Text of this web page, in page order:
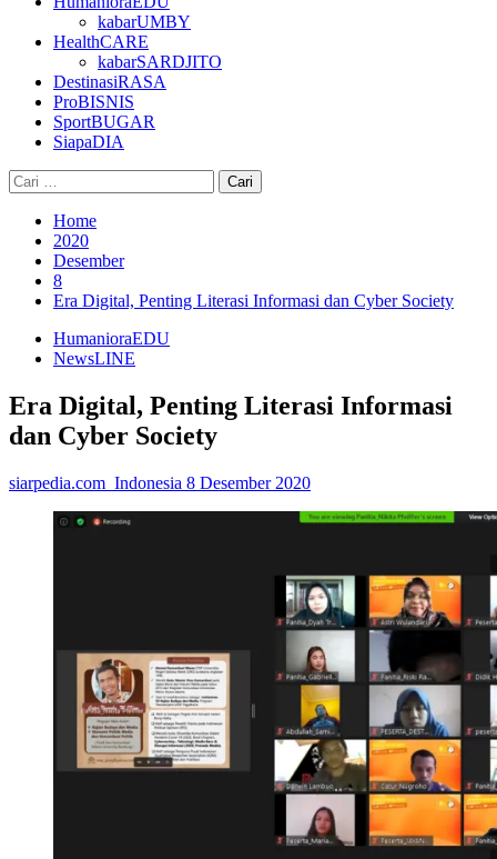
kabarUMBY
HealthCARE
kabarSARDJITO
DestinasiRASA
ProBISNIS
SportBUGAR
SiapaDIA
Cari
untuk:
Home
2020
Desember
8
Era Digital, Penting Literasi Informasi dan Cyber Society
HumanioraEDU
NewsLINE
Era Digital, Penting Literasi Informasi
dan Cyber Society
siarpedia.com_Indonesia 8 Desember 2020